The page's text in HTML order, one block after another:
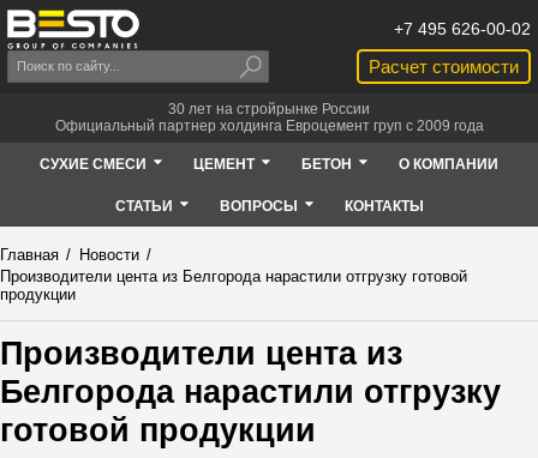
Расчет стоимости
+7 495 626-00-02
30 лет на стройрынке России
Официальный партнер холдинга Евроцемент груп с 2009 года
СУХИЕ СМЕСИ ЦЕМЕНТ БЕТОН О КОМПАНИИ
СТАТЬИ ВОПРОСЫ КОНТАКТЫ
Главная / Новости /
Производители цента из Белгорода нарастили отгрузку готовой
продукции
Производители цента из
Белгорода нарастили отгрузку
готовой продукции